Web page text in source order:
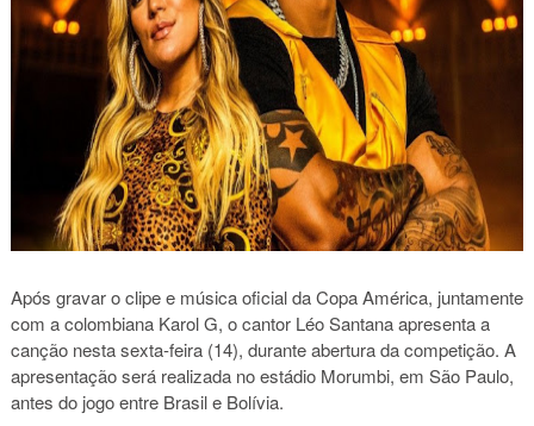
Após gravar o clipe e música oficial da Copa América, juntamente
com a colombiana Karol G, o cantor Léo Santana apresenta a
canção nesta sexta-feira (14), durante abertura da competição. A
apresentação será realizada no estádio Morumbi, em São Paulo,
antes do jogo entre Brasil e Bolívia.